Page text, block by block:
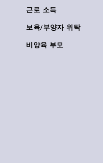
근로 소득
보육/부양자 위탁
비양육 부모